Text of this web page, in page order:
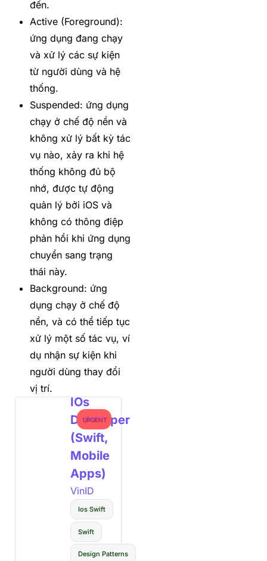
đến.
Active (Foreground):
ứng dụng đang chạy
và xử lý các sự kiện
từ người dùng và hệ
thống.
Suspended: ứng dụng
chạy ở chế độ nền và
không xử lý bất kỳ tác
vụ nào, xảy ra khi hệ
thống không đủ bộ
nhớ, được tự động
quản lý bởi iOS và
không có thông điệp
phản hồi khi ứng dụng
chuyển sang trạng
thái này.
Background: ứng
dụng chạy ở chế độ
nền, và có thể tiếp tục
xử lý một số tác vụ, ví
dụ nhận sự kiện khi
người dùng thay đổi
vị trí.
IOs
Developer
(Swift,
Mobile
Apps)
VinID
Ios Swift
Swift
Design Patterns
URGENT